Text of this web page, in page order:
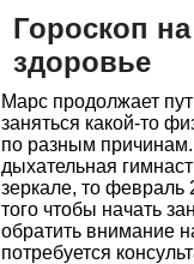
Гороскоп
здоровье
Марс продолжает
заняться какой-то
по разным
дыхательная
зеркале, то февраль
того чтобы начать
обратить внимание
потребуется